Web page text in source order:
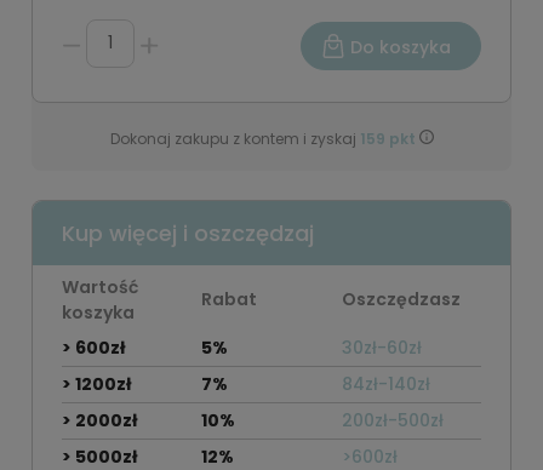
Do koszyka
Dokonaj zakupu z kontem i zyskaj 159 pkt
Kup więcej i oszczędzaj
Wartość
koszyka
Rabat
Oszczędzasz
> 600zł
5%
30zł-60zł
> 1200zł
7%
84zł-140zł
> 2000zł
10%
200zł-500zł
> 5000zł
12% >600zł